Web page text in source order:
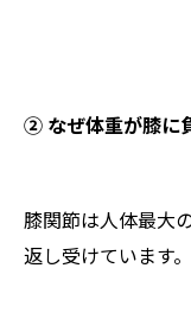
② なぜ体重が膝に
膝関節は人体最大
返し受けています。